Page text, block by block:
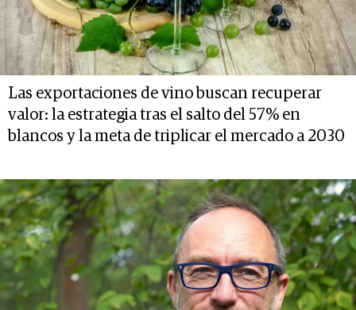
Las exportaciones de vino buscan recuperar
valor: la estrategia tras el salto del 57% en
blancos y la meta de triplicar el mercado a 2030